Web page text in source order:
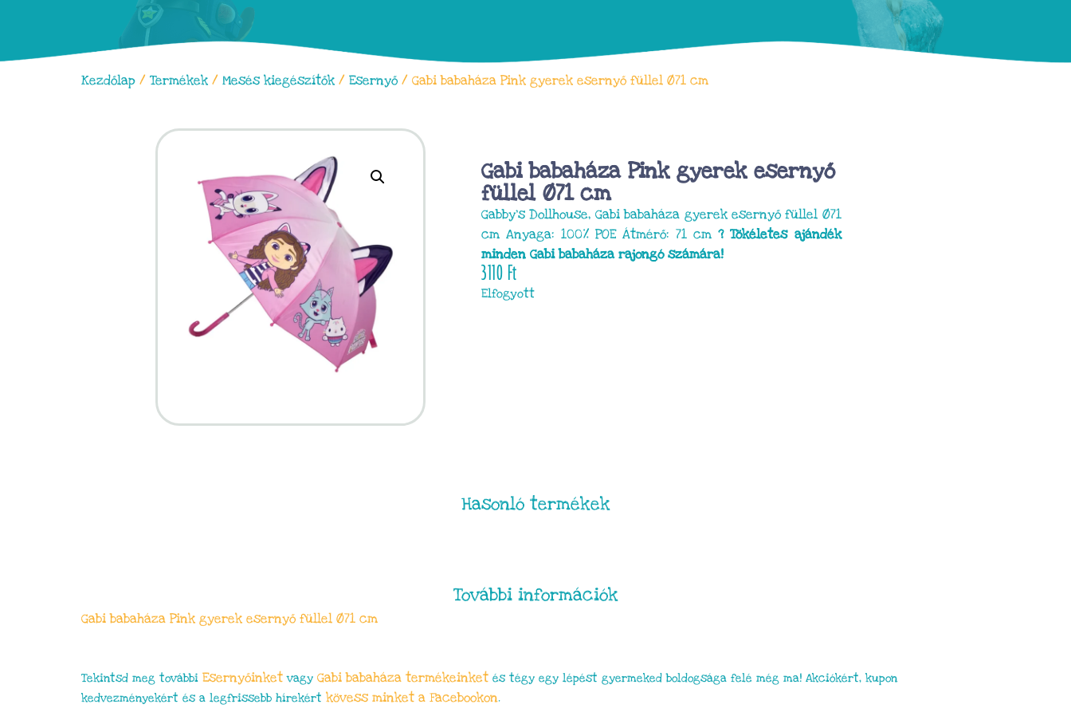
Kezdőlap / Termékek / Mesés kiegészítők / Esernyő/ Gabi babaháza Pink gyerek esernyő füllel Ø71 cm
Gabi babaháza Pink gyerek esernyő
füllel Ø71 cm
Gabby’s Dollhouse, Gabi babaháza gyerek esernyő füllel Ø71
cm Anyaga: 100% POE Átmérő: 71 cm? Tökéletes ajándék
minden Gabi babaháza rajongó számára!
3110Ft
Elfogyott
Hasonló termékek
További információk
Gabi babaháza Pink gyerek esernyő füllel Ø71 cm
Tekintsd meg további Esernyőinket vagy Gabi babaháza termékeinket és tégy egy lépést gyermeked boldogsága felé még ma! Akciókért, kupon
kedvezményekért és a legfrissebb hírekért kövess minket a Facebookon.